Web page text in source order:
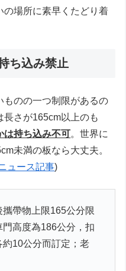
の場所に素早くたどり着
ち込み禁止
ものの一つ制限があるの
さが165cm以上のも
は持ち込み不可。世界に
未満の板なら大丈夫。
ュース記事)
帶物上限165公分限
高度為186公分，扣
10公分而訂定；老